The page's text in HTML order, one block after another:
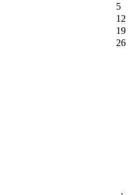
5
12
19
26